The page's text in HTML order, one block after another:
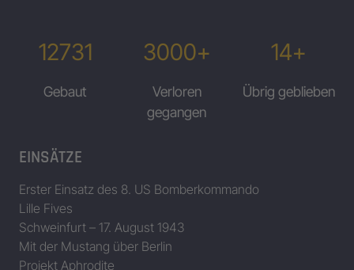
12731
Gebaut
3000+
Verloren
gegangen
14+
Übrig geblieben
EINSÄTZE
Erster Einsatz des 8. US Bomberkommando
Lille Fives
Schweinfurt – 17. August 1943
Mit der Mustang über Berlin
Projekt Aphrodite